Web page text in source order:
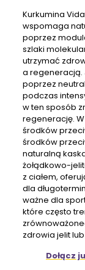
​​Kurkumina
wspomaga
poprzez
szlaki
utrzymać
a regeneracją.
poprzez
podczas
w ten sposób
regenerację.
środków
środków
naturalną
żołądkowo-
z ciałem,
dla
ważne dla
które często
zdrowia jelit
Dołącz